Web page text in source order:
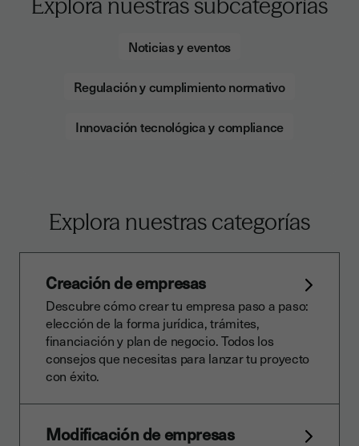
Explora nuestras subcategorías
Noticias y eventos
Regulación y cumplimiento normativo
Innovación tecnológica y compliance
Explora nuestras categorías
Creación de empresas
Descubre cómo crear tu empresa paso a paso:
elección de la forma jurídica, trámites,
financiación y plan de negocio. Todos los
consejos que necesitas para lanzar tu proyecto
con éxito.
Modificación de empresas